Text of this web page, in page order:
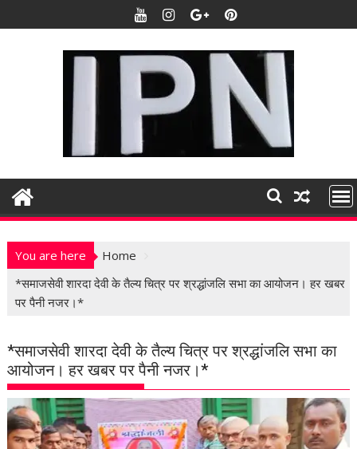
k
t
n
You are here
Home
*समाजसेवी शारदा देवी के तैल्य चित्र पर श्रद्धांजलि सभा का आयोजन। हर खबर
पर पैनी नजर।*
*समाजसेवी शारदा देवी के तैल्य चित्र पर श्रद्धांजलि सभा का
आयोजन। हर खबर पर पैनी नजर।*